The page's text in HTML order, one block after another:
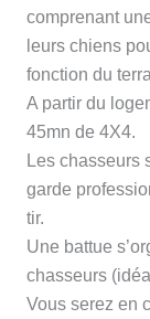
comprenant
leurs chiens
fonction du
A partir du
45mn de 4X4.
Les chasseurs
garde
tir.
Une battue
chasseurs
Vous serez en